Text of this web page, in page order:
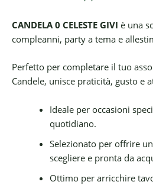
CANDELA 0 CELESTE GIVI è una
compleanni, party a tema e
Perfetto per completare il tuo
Candele, unisce praticità, gusto e
Ideale per occasioni
quotidiano.
Selezionato per offrire
scegliere e pronta da
Ottimo per arricchire